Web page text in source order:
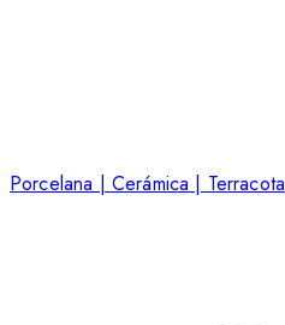
Porcelana | Cerámica | Terracota